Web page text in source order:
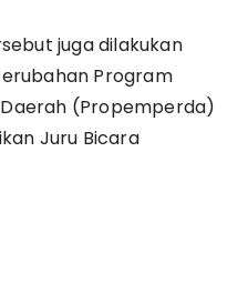
juga dilakukan
Program
(Propemperda)
Juru Bicara